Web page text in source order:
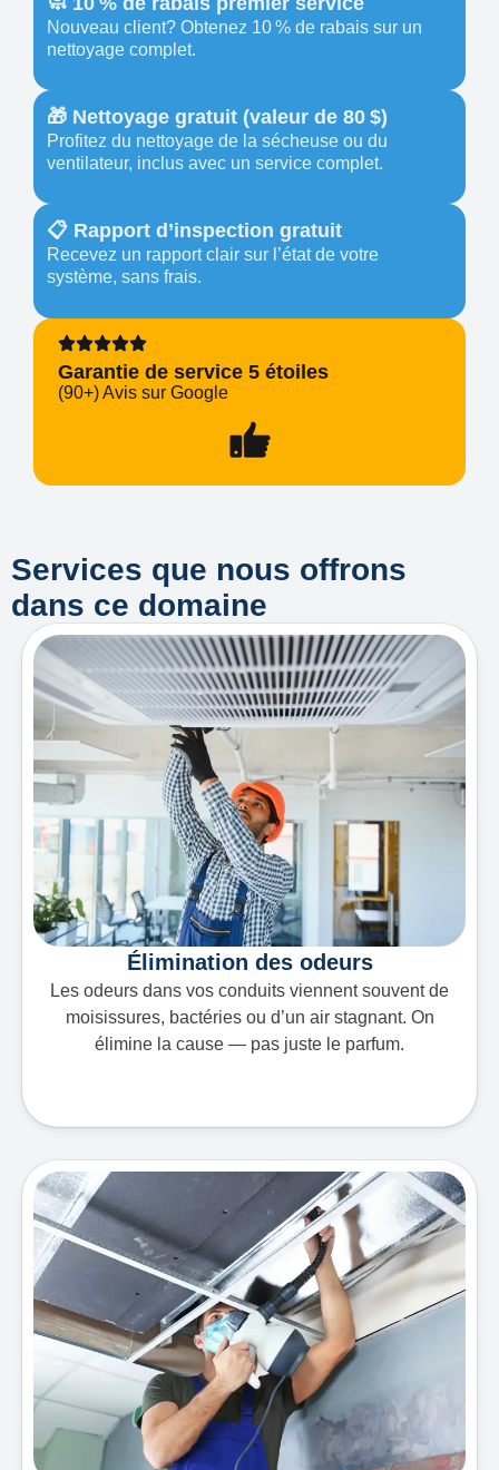
Nouveau client? Obtenez 10 % de rabais sur un
nettoyage complet.
🎁 Nettoyage gratuit (valeur de 80 $)
Profitez du nettoyage de la sécheuse ou du
ventilateur, inclus avec un service complet.
📋 Rapport d’inspection gratuit
Recevez un rapport clair sur l’état de votre
système, sans frais.
Garantie de service 5 étoiles
(90+) Avis sur Google
Services que nous offrons
dans ce domaine
Élimination des odeurs
Les odeurs dans vos conduits viennent souvent de
moisissures, bactéries ou d’un air stagnant. On
élimine la cause — pas juste le parfum.